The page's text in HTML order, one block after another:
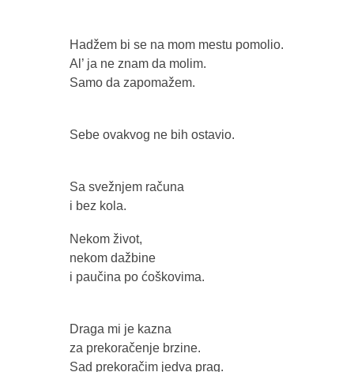
Hadžem bi se na mom mestu pomolio.
Al’ ja ne znam da molim.
Samo da zapomažem.
Sebe ovakvog ne bih ostavio.
Sa svežnjem računa
i bez kola.
Nekom život,
nekom dažbine
i paučina po ćoškovima.
Draga mi je kazna
za prekoračenje brzine.
Sad prekoračim jedva prag.